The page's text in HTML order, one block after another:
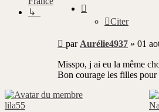
Citer
Message
non
lu
par Aurélie4937 » 01
Misspo, j ai eu la même
Bon courage les filles pour
lila55
↳